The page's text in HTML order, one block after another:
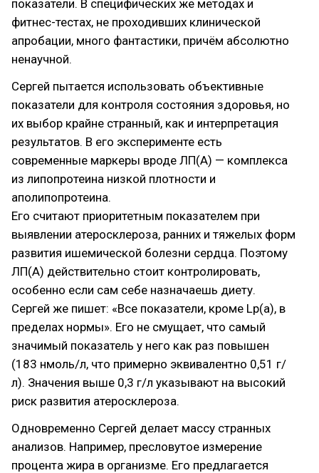
показатели. В специфических же методах и
фитнес-тестах, не проходивших клинической
апробации, много фантастики, причём абсолютно
ненаучной.
Сергей пытается использовать объективные
показатели для контроля состояния здоровья, но
их выбор крайне странный, как и интерпретация
результатов. В его эксперименте есть
современные маркеры вроде ЛП(А) — комплекса
из липопротеина низкой плотности и
аполипопротеина.
Его считают приоритетным показателем при
выявлении атеросклероза, ранних и тяжелых форм
развития ишемической болезни сердца. Поэтому
ЛП(А) действительно стоит контролировать,
особенно если сам себе назначаешь диету.
Сергей же пишет: «Все показатели, кроме Lp(a), в
пределах нормы». Его не смущает, что самый
значимый показатель у него как раз повышен
(183 нмоль/л, что примерно эквивалентно 0,51 г/
л). Значения выше 0,3 г/л указывают на высокий
риск развития атеросклероза.
Одновременно Сергей делает массу странных
анализов. Например, пресловутое измерение
процента жира в организме. Его предлагается